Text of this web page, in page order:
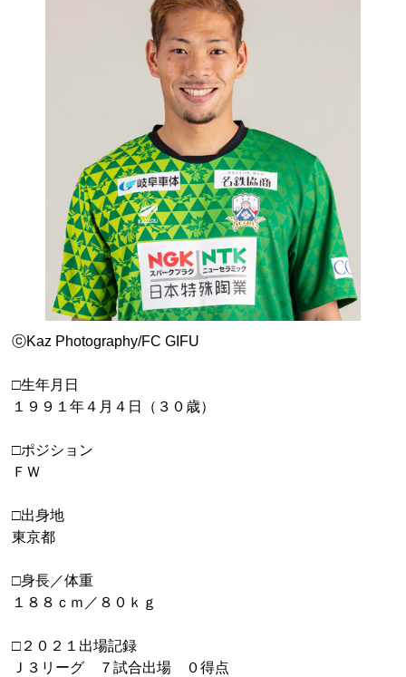
ⓒKaz Photography/FC GIFU
□生年月日
１９９１年４月４日（３０歳）
□ポジション
ＦＷ
□出身地
東京都
□身長／体重
１８８ｃｍ／８０ｋｇ
□２０２１出場記録
Ｊ３リーグ ７試合出場 ０得点